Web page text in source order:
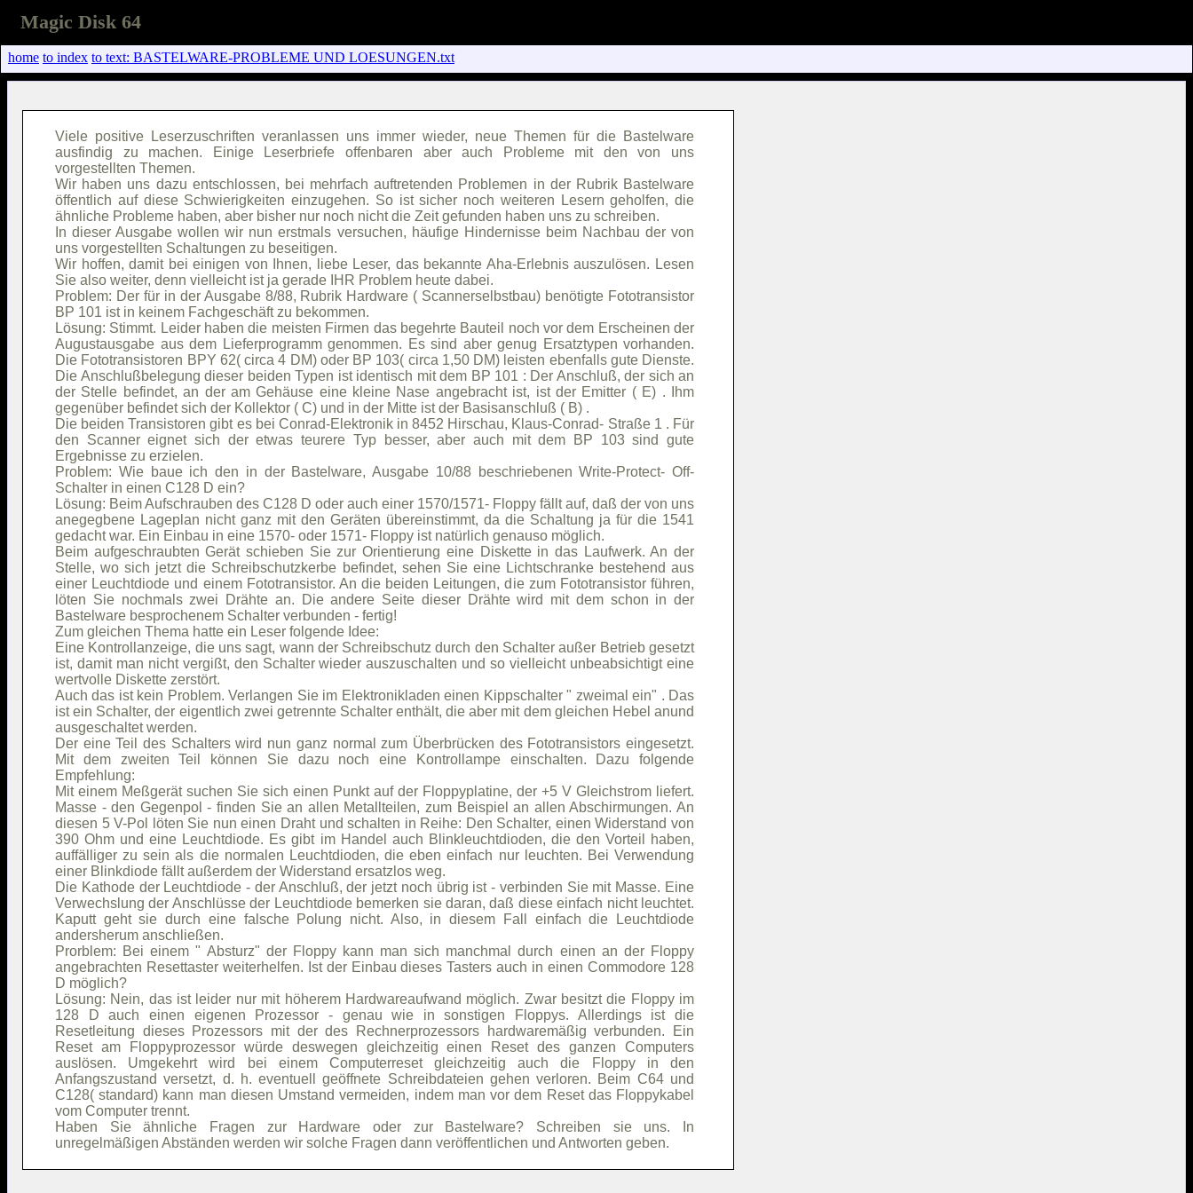
Magic Disk 64
home to index to text: BASTELWARE-PROBLEME UND LOESUNGEN.txt
Viele positive Leserzuschriften veranlassen uns immer wieder, neue Themen für die Bastelware
ausfindig zu machen. Einige Leserbriefe offenbaren aber auch Probleme mit den von uns
vorgestellten Themen.
Wir haben uns dazu entschlossen, bei mehrfach auftretenden Problemen in der Rubrik Bastelware
öffentlich auf diese Schwierigkeiten einzugehen. So ist sicher noch weiteren Lesern geholfen, die
ähnliche Probleme haben, aber bisher nur noch nicht die Zeit gefunden haben uns zu schreiben.
In dieser Ausgabe wollen wir nun erstmals versuchen, häufige Hindernisse beim Nachbau der von
uns vorgestellten Schaltungen zu beseitigen.
Wir hoffen, damit bei einigen von Ihnen, liebe Leser, das bekannte Aha-Erlebnis auszulösen. Lesen
Sie also weiter, denn vielleicht ist ja gerade IHR Problem heute dabei.
Problem: Der für in der Ausgabe 8/88, Rubrik Hardware ( Scannerselbstbau) benötigte Fototransistor
BP 101 ist in keinem Fachgeschäft zu bekommen.
Lösung: Stimmt. Leider haben die meisten Firmen das begehrte Bauteil noch vor dem Erscheinen der
Augustausgabe aus dem Lieferprogramm genommen. Es sind aber genug Ersatztypen vorhanden.
Die Fototransistoren BPY 62( circa 4 DM) oder BP 103( circa 1,50 DM) leisten ebenfalls gute Dienste.
Die Anschlußbelegung dieser beiden Typen ist identisch mit dem BP 101 : Der Anschluß, der sich an
der Stelle befindet, an der am Gehäuse eine kleine Nase angebracht ist, ist der Emitter ( E) . Ihm
gegenüber befindet sich der Kollektor ( C) und in der Mitte ist der Basisanschluß ( B) .
Die beiden Transistoren gibt es bei Conrad-Elektronik in 8452 Hirschau, Klaus-Conrad- Straße 1 . Für
den Scanner eignet sich der etwas teurere Typ besser, aber auch mit dem BP 103 sind gute
Ergebnisse zu erzielen.
Problem: Wie baue ich den in der Bastelware, Ausgabe 10/88 beschriebenen Write-Protect- Off-
Schalter in einen C128 D ein?
Lösung: Beim Aufschrauben des C128 D oder auch einer 1570/1571- Floppy fällt auf, daß der von uns
anegegbene Lageplan nicht ganz mit den Geräten übereinstimmt, da die Schaltung ja für die 1541
gedacht war. Ein Einbau in eine 1570- oder 1571- Floppy ist natürlich genauso möglich.
Beim aufgeschraubten Gerät schieben Sie zur Orientierung eine Diskette in das Laufwerk. An der
Stelle, wo sich jetzt die Schreibschutzkerbe befindet, sehen Sie eine Lichtschranke bestehend aus
einer Leuchtdiode und einem Fototransistor. An die beiden Leitungen, die zum Fototransistor führen,
löten Sie nochmals zwei Drähte an. Die andere Seite dieser Drähte wird mit dem schon in der
Bastelware besprochenem Schalter verbunden - fertig!
Zum gleichen Thema hatte ein Leser folgende Idee:
Eine Kontrollanzeige, die uns sagt, wann der Schreibschutz durch den Schalter außer Betrieb gesetzt
ist, damit man nicht vergißt, den Schalter wieder auszuschalten und so vielleicht unbeabsichtigt eine
wertvolle Diskette zerstört.
Auch das ist kein Problem. Verlangen Sie im Elektronikladen einen Kippschalter " zweimal ein" . Das
ist ein Schalter, der eigentlich zwei getrennte Schalter enthält, die aber mit dem gleichen Hebel anund
ausgeschaltet werden.
Der eine Teil des Schalters wird nun ganz normal zum Überbrücken des Fototransistors eingesetzt.
Mit dem zweiten Teil können Sie dazu noch eine Kontrollampe einschalten. Dazu folgende
Empfehlung:
Mit einem Meßgerät suchen Sie sich einen Punkt auf der Floppyplatine, der +5 V Gleichstrom liefert.
Masse - den Gegenpol - finden Sie an allen Metallteilen, zum Beispiel an allen Abschirmungen. An
diesen 5 V-Pol löten Sie nun einen Draht und schalten in Reihe: Den Schalter, einen Widerstand von
390 Ohm und eine Leuchtdiode. Es gibt im Handel auch Blinkleuchtdioden, die den Vorteil haben,
auffälliger zu sein als die normalen Leuchtdioden, die eben einfach nur leuchten. Bei Verwendung
einer Blinkdiode fällt außerdem der Widerstand ersatzlos weg.
Die Kathode der Leuchtdiode - der Anschluß, der jetzt noch übrig ist - verbinden Sie mit Masse. Eine
Verwechslung der Anschlüsse der Leuchtdiode bemerken sie daran, daß diese einfach nicht leuchtet.
Kaputt geht sie durch eine falsche Polung nicht. Also, in diesem Fall einfach die Leuchtdiode
andersherum anschließen.
Prorblem: Bei einem " Absturz" der Floppy kann man sich manchmal durch einen an der Floppy
angebrachten Resettaster weiterhelfen. Ist der Einbau dieses Tasters auch in einen Commodore 128
D möglich?
Lösung: Nein, das ist leider nur mit höherem Hardwareaufwand möglich. Zwar besitzt die Floppy im
128 D auch einen eigenen Prozessor - genau wie in sonstigen Floppys. Allerdings ist die
Resetleitung dieses Prozessors mit der des Rechnerprozessors hardwaremäßig verbunden. Ein
Reset am Floppyprozessor würde deswegen gleichzeitig einen Reset des ganzen Computers
auslösen. Umgekehrt wird bei einem Computerreset gleichzeitig auch die Floppy in den
Anfangszustand versetzt, d. h. eventuell geöffnete Schreibdateien gehen verloren. Beim C64 und
C128( standard) kann man diesen Umstand vermeiden, indem man vor dem Reset das Floppykabel
vom Computer trennt.
Haben Sie ähnliche Fragen zur Hardware oder zur Bastelware? Schreiben sie uns. In
unregelmäßigen Abständen werden wir solche Fragen dann veröffentlichen und Antworten geben.